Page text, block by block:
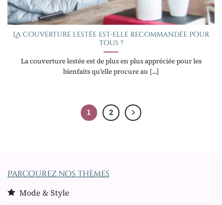
La couverture lestée est-elle recommandée pour
tous ?
La couverture lestée est de plus en plus appréciée pour les
bienfaits qu’elle procure au [...]
1 2
Parcourez nos thèmes
Mode & Style